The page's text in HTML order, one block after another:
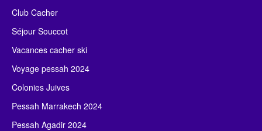
Club Cacher
Séjour Souccot
Vacances cacher ski
Voyage pessah 2024
Colonies Juives
Pessah Marrakech 2024
Pessah Agadir 2024